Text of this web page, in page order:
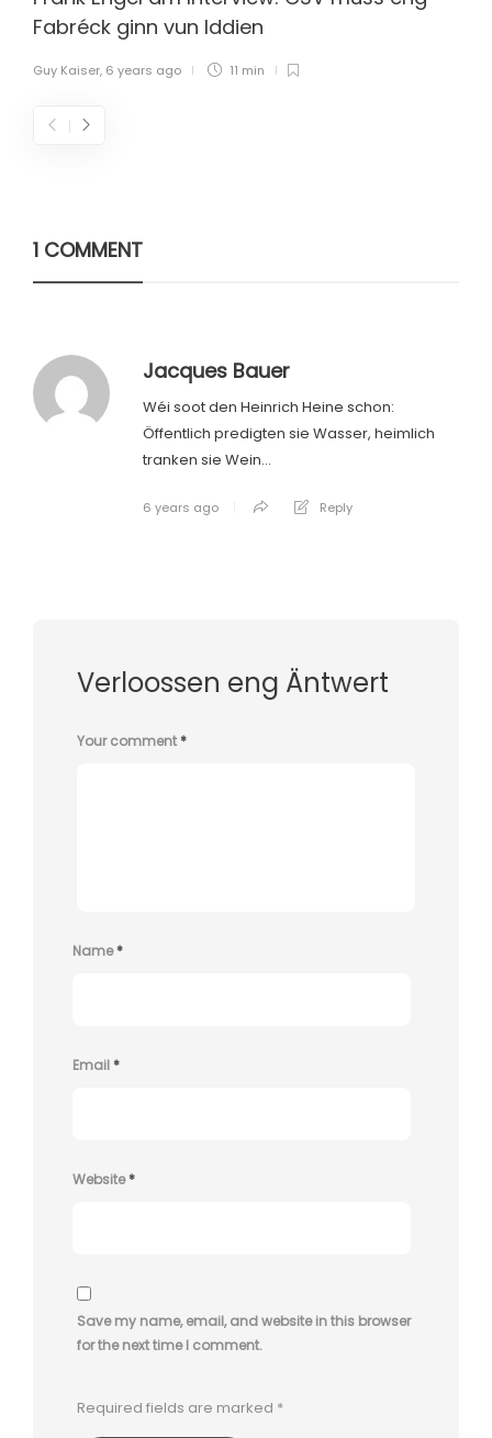
Fabréck ginn vun Iddien
Guy Kaiser, 6 years ago 11 min
1 COMMENT
Jacques Bauer
Wéi soot den Heinrich Heine schon:
Öffentlich predigten sie Wasser, heimlich
tranken sie Wein…
6 years ago Reply
Verloossen eng Äntwert
Your comment*
Name*
Email*
Website*
Save my name, email, and website in this browser
for the next time I comment.
Required fields are marked *